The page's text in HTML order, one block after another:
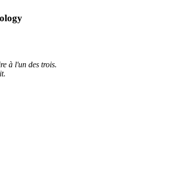
à l'un des trois.